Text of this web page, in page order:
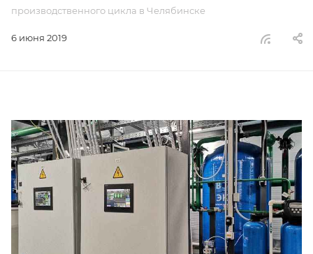
производственного цикла в Челябинске
6 июня 2019